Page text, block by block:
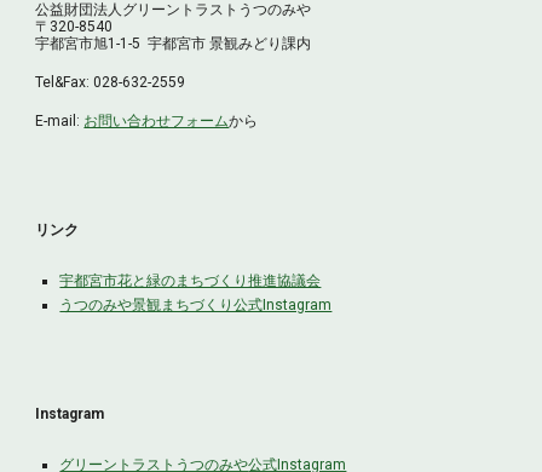
公益財団法人グリーントラストうつのみや
〒320-8540
宇都宮市旭1-1-5 宇都宮市 景観みどり課内
Tel&Fax:028-632-2559
E-mail: お問い合わせフォームから
リンク
宇都宮市花と緑のまちづくり推進協議会
うつのみや景観まちづくり公式Instagram
Instagram
グリーントラストうつのみや公式Instagram